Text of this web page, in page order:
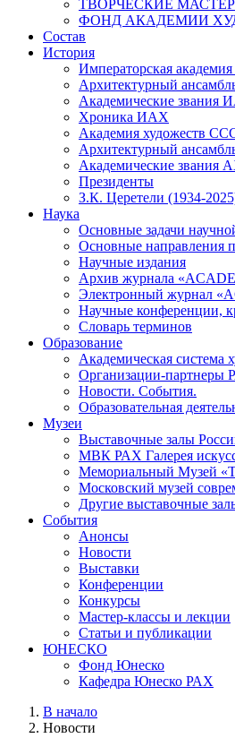
ТВОРЧЕСКИЕ
ФОНД АКАДЕМИИ
Состав
История
Императорская академия
Архитектурный
Академические звания
Хроника ИАХ
Академия художеств
Архитектурный
Академические звания
Президенты
З.К. Церетели (1934-
Наука
Основные задачи
Основные направления
Научные издания
Архив журнала
Электронный журнал
Научные конференции,
Словарь терминов
Образование
Академическая система
Организации-партнеры
Новости. События.
Образовательная
Музеи
Выставочные залы
МВК РАХ Галерея
Мемориальный Музей
Московский музей
Другие выставочные
События
Анонсы
Новости
Выставки
Конференции
Конкурсы
Мастер-классы и лекции
Статьи и публикации
ЮНЕСКО
Фонд Юнеско
Кафедра Юнеско РАХ
В начало
Новости